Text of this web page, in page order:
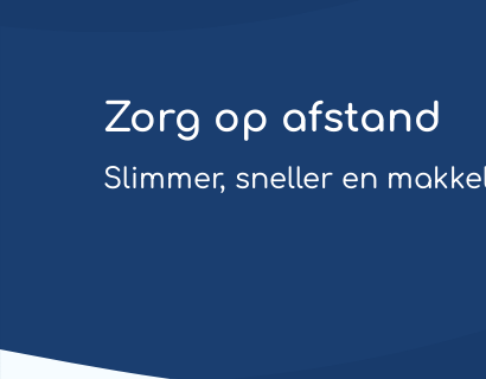
Zorg op afstand
Slimmer, sneller en